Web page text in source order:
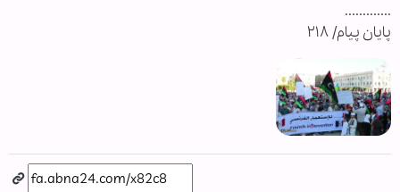
.............
پایان پیام/ ۲۱۸